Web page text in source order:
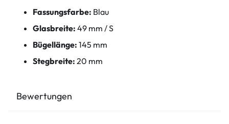
Fassungsfarbe: Blau
Glasbreite: 49 mm / S
Bügellänge: 145 mm
Stegbreite: 20 mm
Bewertungen